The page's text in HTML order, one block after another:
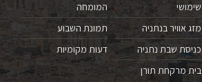
שימושי
מזג אוויר בנתניה
כניסת שבת נתניה
בית מרקחת תורן
המומחה
תמונת השבוע
דעות מקומיות